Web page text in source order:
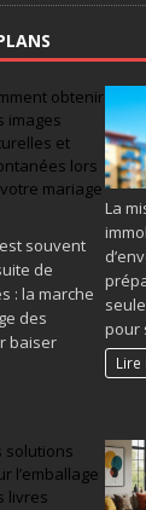
obtenir
images
et
lors
mariage
souvent
de
: la marche
des
baiser
La
pour
Lire
solutions
l’emballage
livres